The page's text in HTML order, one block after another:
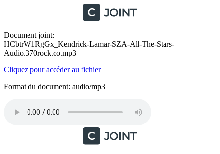
Document joint:
HCbtrW1RgGx_Kendrick-Lamar-SZA-All-The-Stars-
Audio.370rock.co.mp3
Cliquez pour accéder au fichier
Format du document: audio/mp3